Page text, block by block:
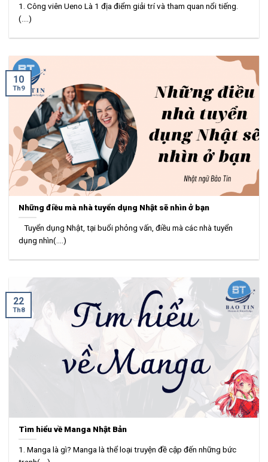
1. Công viên Ueno Là 1 địa điểm giải trí và tham quan nổi tiếng.
(....)
Những điều mà nhà tuyển dụng Nhật sẽ nhìn ở bạn
Tuyển dụng Nhật, tại buổi phỏng vấn, điều mà các nhà tuyển
dụng nhìn(....)
10
Th9
Tìm hiểu về Manga Nhật Bản
1. Manga là gì? Manga là thể loại truyện đề cập đến những bức
22
Th8